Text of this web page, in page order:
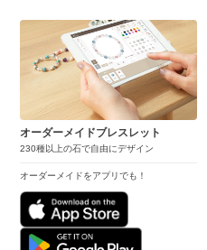
オーダーメイドブレスレット
230種以上の石で自由にデザイン
オーダーメイドをアプリでも！